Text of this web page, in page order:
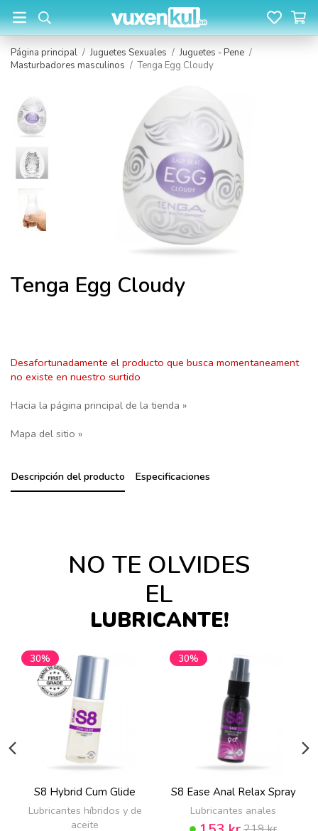
Página principal / Juguetes Sexuales / Juguetes - Pene /
Masturbadores masculinos / Tenga Egg Cloudy
Tenga Egg Cloudy
Desafortunadamente el producto que busca momentaneament
no existe en nuestro surtido
Hacia la página principal de la tienda »
Mapa del sitio »
Descripción del producto Especificaciones
NO TE OLVIDES
EL
LUBRICANTE!
30%
S8 Hybrid Cum Glide
Lubricantes híbridos y de
aceite
30%
S8 Ease Anal Relax Spray
Lubricantes anales